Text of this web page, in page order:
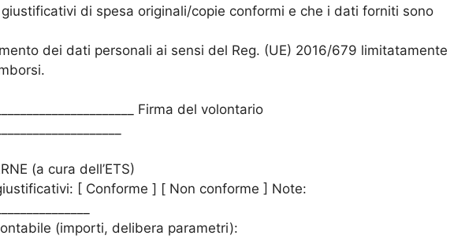
di spesa originali/copie conformi e che i dati forniti sono
dei dati personali ai sensi del Reg. (UE) 2016/679 limitatamente
Firma del volontario
(a cura dell’ETS)
[ Conforme ] [ Non conforme ] Note:
(importi, delibera parametri):